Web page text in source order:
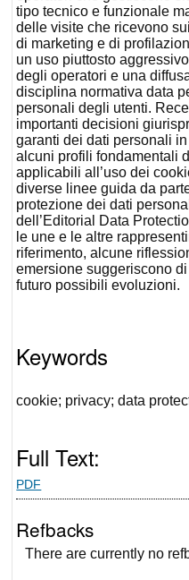
tipo tecnico e funzionale
delle visite che ricevono
di marketing e di
un uso piuttosto
degli operatori e una
disciplina normativa data
personali degli utenti.
importanti decisioni
garanti dei dati personali
alcuni profili fondamentali
applicabili all’uso dei
diverse linee guida da
protezione dei dati
dell’Editorial Data
le une e le altre
riferimento, alcune
emersione suggeriscono
futuro possibili evoluzioni.
Keywords
cookie; privacy; data
Full Text:
PDF
Refbacks
There are currently no